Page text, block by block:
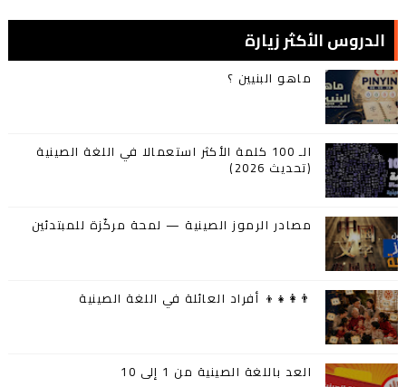
الدروس الأكثر زيارة
ماهو البنيين ؟
الـ 100 كلمة الأكثر استعمالا في اللغة الصينية
(تحديث 2026)
مصادر الرموز الصينية — لمحة مركّزة للمبتدئين
👨‍👩‍👧‍👦 أفراد العائلة في اللغة الصينية
العد باللغة الصينية من 1 إلى 10